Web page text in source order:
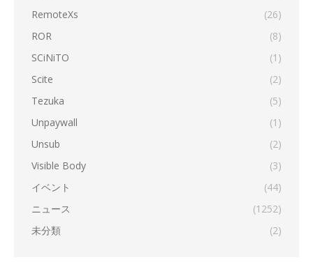
RemoteXs
(26)
ROR
(8)
SCiNiTO
(1)
Scite
(2)
Tezuka
(5)
Unpaywall
(1)
Unsub
(2)
Visible Body
(3)
イベント
(44)
ニュース
(1252)
未分類
(2)